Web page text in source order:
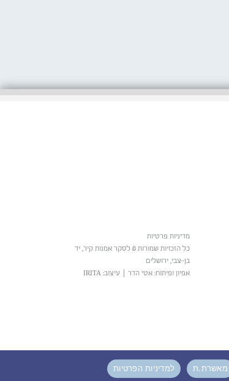
מאשרת.ת למדיניות הפרטיות
מדיניות פרטיות
כל הזכויות שמורות © לסקר אמנות קיר, יד
בן-צבי, ירושלים
אפיון ופיתוח: אטי הדר
עיצוב: IRITA